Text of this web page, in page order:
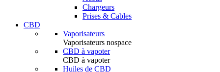
Chargeurs
Prises & Cables
CBD
Vaporisateurs
Vaporisateurs nospace
CBD à vapoter
CBD à vapoter
Huiles de CBD